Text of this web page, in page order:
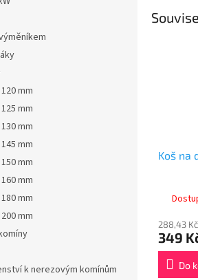
mm
mm
mm
mm
mm
mm
mm
mm
k nerezovým komínům
Koš na
288,43
349
Do